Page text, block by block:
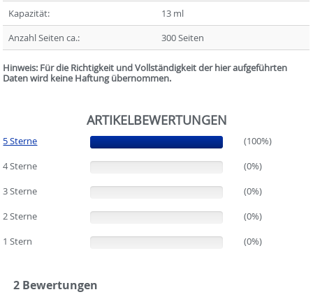
Kapazität:
13 ml
Anzahl Seiten ca.:
300 Seiten
Hinweis: Für die Richtigkeit und Vollständigkeit der hier aufgeführten
Daten wird keine Haftung übernommen.
ARTIKELBEWERTUNGEN
5 Sterne (100%)
(100%)
4 Sterne
(0%)
3 Sterne
(0%)
2 Sterne
(0%)
1 Stern
(0%)
2 Bewertungen